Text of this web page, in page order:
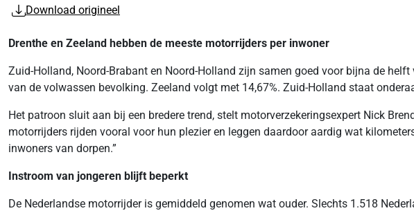
Download origineel
Drenthe en Zeeland hebben de meeste motorrijders per inwoner
Zuid-Holland, Noord-Brabant en Noord-Holland zijn samen goed voor bijna de
van de volwassen bevolking. Zeeland volgt met 14,67%. Zuid-Holland staat
Het patroon sluit aan bij een bredere trend, stelt motorverzekeringsexpert Nick
motorrijders rijden vooral voor hun plezier en leggen daardoor aardig wat
inwoners van dorpen.”
Instroom van jongeren blijft beperkt
De Nederlandse motorrijder is gemiddeld genomen wat ouder. Slechts 1.518